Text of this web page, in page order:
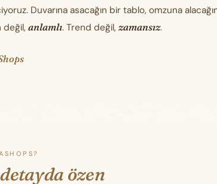
Duvarına asacağın bir tablo, omzuna
değil, anlamlı. Trend değil, zamansız.
özen